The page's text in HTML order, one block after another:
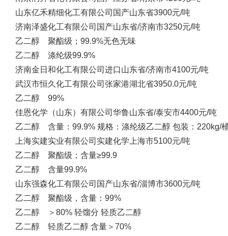
山东亿禾精细化工有限公司 国产山东省3900元/吨
济南泽盛化工有限公司 国产山东省/济南市3250元/吨
乙二醇 聚酯级；99.9%无色无味
乙二醇 涤纶级99.9%
济南金日和化工有限公司 进口山东省/济南市4100元/吨
武汉市恒久化工有限公司 张家港湖北省3950.0元/吨
乙二醇 99%
佳恩化学（山东）有限公司 华鲁山东省/泰安市4400元/吨
乙二醇 含量：99.9% 规格：涤纶级乙二醇 包装：220kg/
上海实建实业有限公司 实建化学 上海市5100元/吨
乙二醇 聚酯级；含量≥99.9
乙二醇 含量99.9%
山东强森化工有限公司 国产山东省/淄博市3600元/吨
乙二醇 聚酯级，含量：99%
乙二醇 ＞80% 轻馏分 轻质乙二醇
乙二醇 轻质乙二醇 含量＞70%